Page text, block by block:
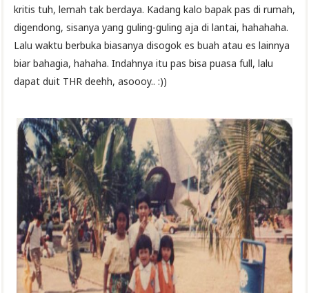
kritis tuh, lemah tak berdaya. Kadang kalo bapak pas di rumah,
digendong, sisanya yang guling-guling aja di lantai, hahahaha.
Lalu waktu berbuka biasanya disogok es buah atau es lainnya
biar bahagia, hahaha. Indahnya itu pas bisa puasa full, lalu
dapat duit THR deehh, asoooy.. :))